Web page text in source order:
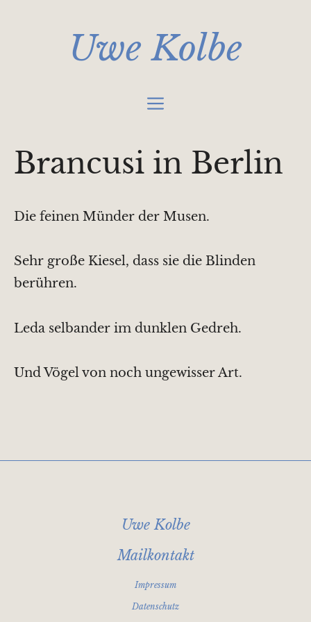
Uwe Kolbe
Menü
Brancusi in Berlin
Die feinen Münder der Musen.
Sehr große Kiesel, dass sie die Blinden
berühren.
Leda selbander im dunklen Gedreh.
Und Vögel von noch ungewisser Art.
Uwe Kolbe
Mailkontakt
Impressum
Datenschutz